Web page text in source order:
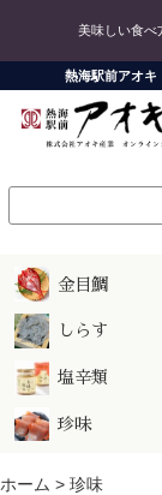
美味しい食べ
熱海駅前アオキ
LINE連携に
金目鯛
しらす
塩辛類
珍味
ホーム > 珍味